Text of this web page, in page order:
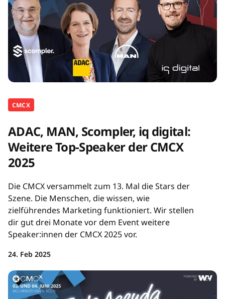
CMCX
ADAC, MAN, Scompler, iq digital:
Weitere Top-Speaker der CMCX
2025
Die CMCX versammelt zum 13. Mal die Stars der
Szene. Die Menschen, die wissen, wie
zielführendes Marketing funktioniert. Wir stellen
dir gut drei Monate vor dem Event weitere
Speaker:innen der CMCX 2025 vor.
24. Feb 2025